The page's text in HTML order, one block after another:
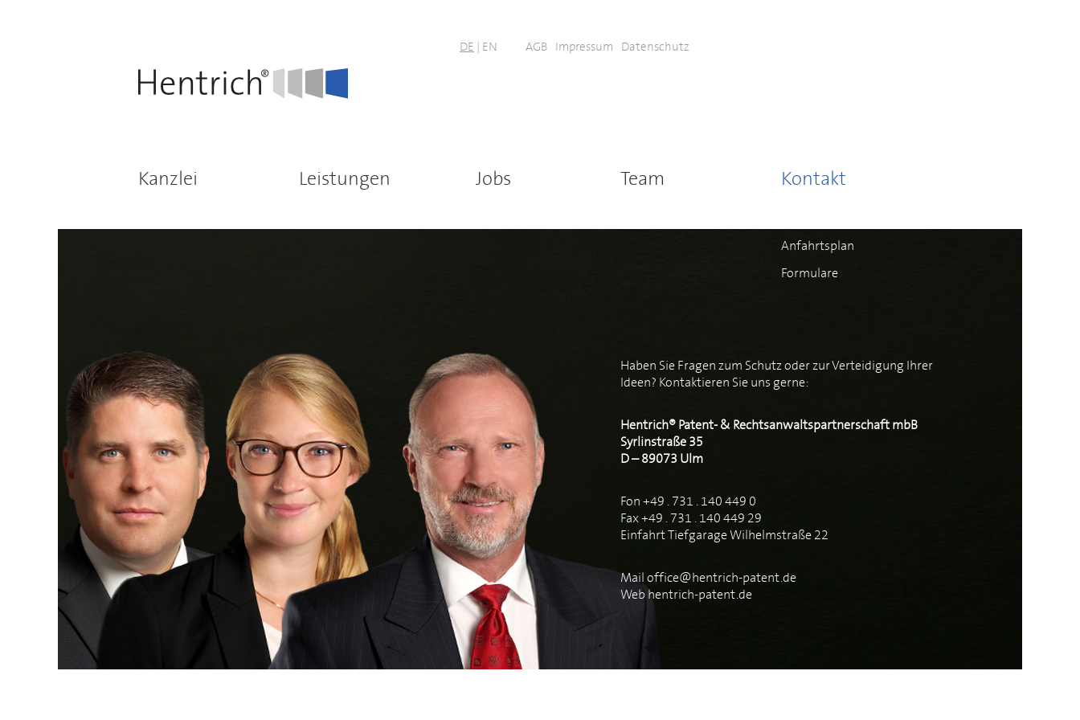
DE EN AGB Impressum Datenschutz
Kanzlei Leistungen Jobs Team Kontakt
Anfahrtsplan
Formulare
Haben Sie Fragen zum Schutz oder zur Verteidigung Ihrer
Ideen? Kontaktieren Sie uns gerne:
Hentrich® Patent- & Rechtsanwaltspartnerschaft mbB
Syrlinstraße 35
D – 89073 Ulm
Fon +49 . 731 . 140 449 0
Fax +49 . 731 . 140 449 29
Einfahrt Tiefgarage Wilhelmstraße 22
Mail office@hentrich-patent.de
Web hentrich-patent.de